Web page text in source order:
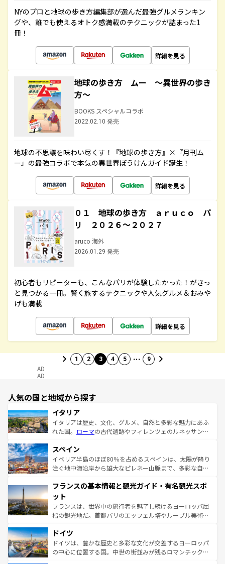
NYのプロと地球の歩き方編集部が選んだ最強グルメランキン
グや、誰でも使えるオトク感満載のテクニックが詰まった1
冊！
詳細を見る
地球の歩き方 ムー ～異世界の歩き
方～
BOOKS スペシャルコラボ
2022.02.10 発売
地球の不思議を味わい尽くす！『地球の歩き方』×『月刊ム
ー』の最強コラボで本気の異世界ぼうけんガイド誕生！
詳細を見る
０１ 地球の歩き方 ａｒｕｃｏ パ
リ ２０２６～２０２７
aruco 海外
2026.01.29 発売
初心者もリピーターも、こんなパリが体験したかった！がきっ
と見つかる一冊。賢く旅するテクニックや人気グルメ＆おみや
げも満載
詳細を見る
1 2 3 4 5 … 9
AD
AD
人気の国と地域から探す
イタリア
イタリアは歴史、文化、グルメ、自然と多彩な魅力にあふ
れた国。 ローマの古代遺跡やフィレンツェのルネッサンス
ろん、トスカーナの美しい田園風景やアマルフィ海岸の絶
景など、自然景観も見逃せない。観光の合間には、本場の
ピザやパスタなど、絶品のイタリア料理を堪能することも
ませてくれるイタリアで、忘れられない旅をしてみよう！
なお、新着のイタリア情報は
しい。
スペイン
イベリア半島のほぼ80％を占めるスペインは、太陽が降り
注ぐ地中海沿岸から雄大なピレネー山脈まで、多彩な自然
文化が根付くこの国では、情熱的なフラメンコ、熱気あふ
れる闘牛、そして美味しいタパスが生活の一部となってい
る。首都マドリードの洗練された雰囲気や、バルセロナの
アートに溢れた街角から、地方では古代ローマ遺跡や中世
せる。地方によって風土や気候が異なるスペインはその個
性で訪れる人を魅了する。 なお、新着のスペイン情報は コ
ンテンツ一覧を参照してほしい。
フランスの基本情報と観光ガイド・有名観光スポ
ット
フランスは、世界中の旅行者を魅了し続けるヨーロッパ屈
指の観光地だ。首都パリのエッフェル塔やルーブル美術館
で、幅広い魅力が詰まっている。華麗な宮殿、歴史的な大
聖堂、美しいビーチ、そして豊かな自然が、訪れる者を心
から魅了する。また、フランスは美食の国としても知ら
ドイツ
ドイツは、豊かな歴史と多彩な文化が交差するヨーロッパ
の中心に位置する国。中世の街並みが残るロマンチック街